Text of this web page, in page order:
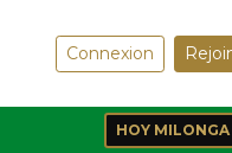
Connexion
HOY